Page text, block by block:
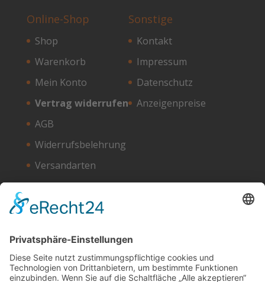
Online-Shop
Shop
Warenkorb
Mein Konto
Vertrag widerrufen
AGB
Widerrufsbelehrung
Versandarten
Zahlungsarten
Sonstige
Kontakt
Impressum
Datenschutz
Anzeigenpreise